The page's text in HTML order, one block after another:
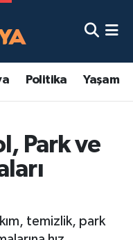
Politika Yaşam
Park ve
temizlik, park
ve Fikstür